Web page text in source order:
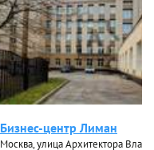
Бизнес-центр Лиман
Москва, улица Архитектора